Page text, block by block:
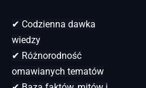
✔ Codzienna dawka
wiedzy
✔ Różnorodność
omawianych tematów